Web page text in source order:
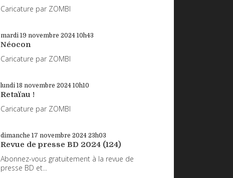
Caricature par ZOMBI
mardi 19 novembre 2024 10h43
Néocon
Caricature par ZOMBI
lundi 18 novembre 2024 10h10
Retaïau !
Caricature par ZOMBI
dimanche 17 novembre 2024 23h03
Revue de presse BD 2024 (124)
Abonnez-vous gratuitement à la revue de
presse BD et...